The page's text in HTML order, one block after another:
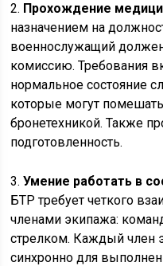
2. Прохождение
назначением на
военнослужащий
комиссию. Требования
нормальное состояние
которые могут
бронетехникой. Также
подготовленность.
3.Умение работать в
БТР требует четкого
членами экипажа:
стрелком. Каждый член
синхронно для